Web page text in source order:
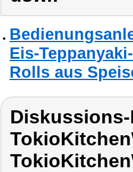
Eis-
Rolls aus